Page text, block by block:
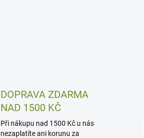
DOPRAVA ZDARMA
NAD 1500 KČ
Při nákupu nad 1500 Kč u nás
nezaplatíte ani korunu za